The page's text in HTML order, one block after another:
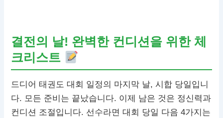
결전의 날! 완벽한 컨디션을 위한 체
크리스트
드디어 태권도 대회 일정의 마지막 날, 시합 당일입니
다. 모든 준비는 끝났습니다. 이제 남은 것은 정신력과
컨디션 조절입니다. 선수라면 대회 당일 다음 4가지는